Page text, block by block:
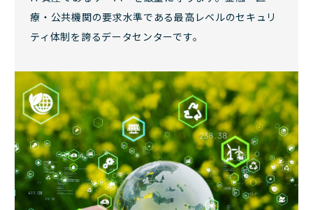
療・公共機関の要求水準である最高レベルのセキュリ
ティ体制を誇るデータセンターです。